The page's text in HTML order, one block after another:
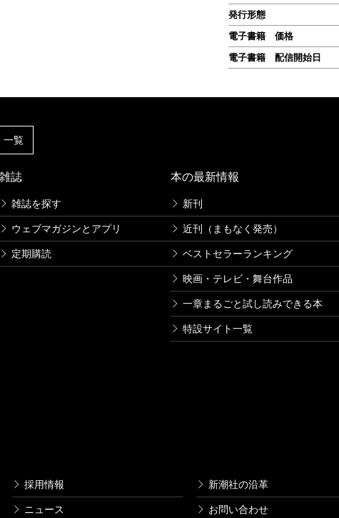
発行形態
電子書籍 価格
電子書籍 配信開始日
一覧
雑誌
雑誌を探す
ウェブマガジンとアプリ
定期購読
本の最新情報
新刊
近刊（まもなく発売）
ベストセラーランキング
映画・テレビ・舞台作品
一章まるごと試し読みできる本
特設サイト一覧
採用情報 新潮社の沿革
ニュース お問い合わせ